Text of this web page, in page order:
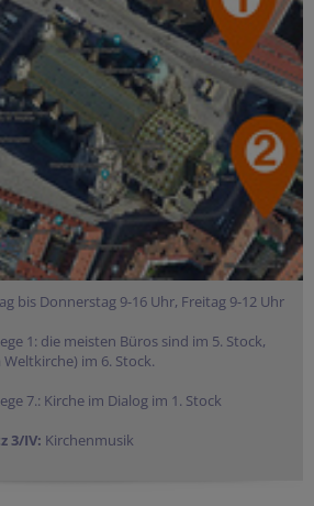
bis Donnerstag 9-16 Uhr, Freitag 9-12 Uhr
1: die meisten Büros sind im 5. Stock,
im 6. Stock.
7.: Kirche im Dialog im 1. Stock
3/IV: Kirchenmusik